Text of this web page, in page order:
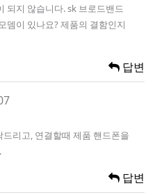
되지 않습니다. sk 브로드밴드
뎀이 있나요? 제품의 결함인지
답변
리고, 연결할때 제품 핸드폰을
답변